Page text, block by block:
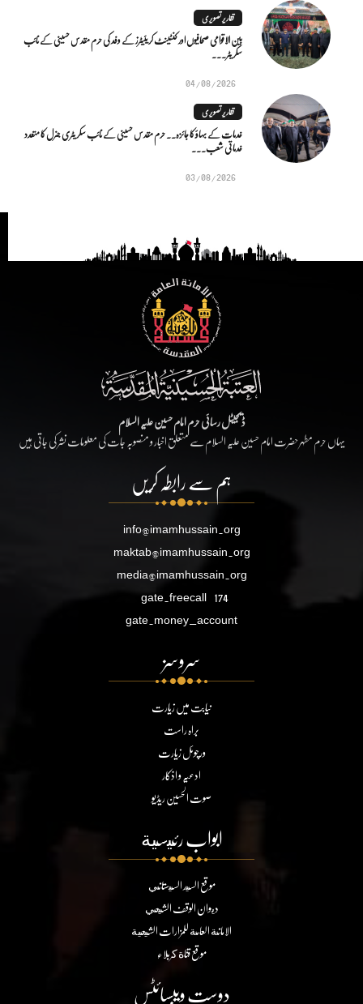
تقاریر تصویری
بین الاقوامی صحافیوں اور کنٹینٹ کریئیٹرز کے وفد کی حرم مقدس حسینی کے نائب
سکریٹر...
04/08/2026
تقاریر تصویری
خدمات کے بہاؤ کا جائزہ.. حرم مقدس حسینی کے نائب سکریٹری جنرل کا متعدد
خدماتی شعب...
03/08/2026
ڈیجیٹل رسائی حرم امام حسین علیہ السلام
یہاں حرم مطہر حضرت امام حسین علیہ السلام سے متعلق اخبار و منصوبہ جات کی معلومات نشر کی جاتی ہیں
ہم سے رابطہ کریں
info@imamhussain.org
maktab@imamhussain.org
media@imamhussain.org
gate.freecall 174
gate.money_account
سروسز
نیابت میں زیارت
براہ راست
ورچوئل زیارت
ادعیہ و اذکار
صوت الحسین ریڈیو
ابواب رئيسية
موقع السيد السيستاني
ديوان الوقف الشيعي
الامانة العامة للمزارات الشيعية
موقع قناة كربلاء
دوست ویبسائٹس